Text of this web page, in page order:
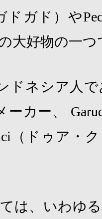
ドガド）や
大好物の一つ
ドネシア人
ーカー、
（ドゥア・
は、いわゆ